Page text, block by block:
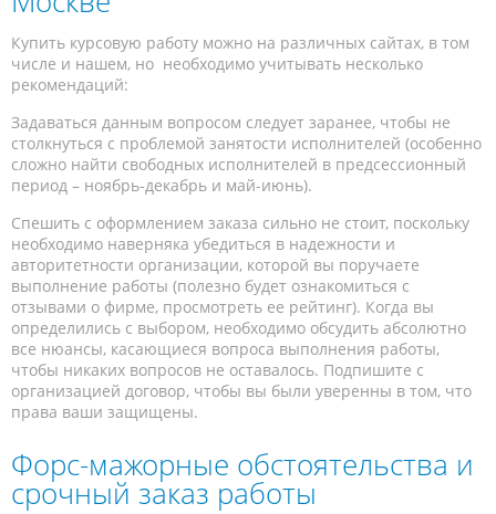
Купить курсовую работу можно на различных сайтах, в том
числе и нашем, но необходимо учитывать несколько
рекомендаций:
Задаваться данным вопросом следует заранее, чтобы не
столкнуться с проблемой занятости исполнителей (особенно
сложно найти свободных исполнителей в предсессионный
период – ноябрь-декабрь и май-июнь).
Спешить с оформлением заказа сильно не стоит, поскольку
необходимо наверняка убедиться в надежности и
авторитетности организации, которой вы поручаете
выполнение работы (полезно будет ознакомиться с
отзывами о фирме, просмотреть ее рейтинг). Когда вы
определились с выбором, необходимо обсудить абсолютно
все нюансы, касающиеся вопроса выполнения работы,
чтобы никаких вопросов не оставалось. Подпишите с
организацией договор, чтобы вы были уверенны в том, что
права ваши защищены.
Форс-мажорные обстоятельства и
срочный заказ работы